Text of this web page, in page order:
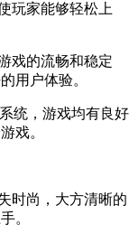
家能够轻松上
戏的流畅和稳定
用户体验。
统，游戏均有良好
戏。
尚，大方清晰的
。